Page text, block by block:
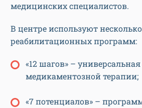
медицинских специалистов.
В центре используют несколько
реабилитационных программ:
«12 шагов» –
медикаментозной терапии;
«7 потенциалов» –